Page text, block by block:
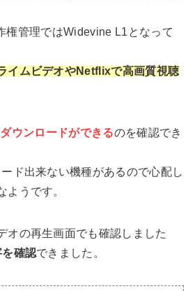
権管理ではWidevine L1となって
イムビデオやNetflixで高画質視聴
ウンロードができるのを確認でき
ド出来ない機種があるので心配し
ようです。
オの再生画面でも確認しました
確認できました。